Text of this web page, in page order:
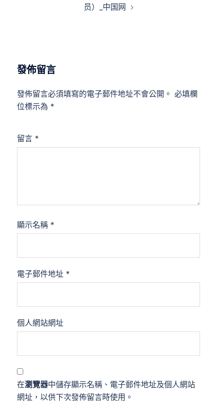
员）_中国网
發佈留言
發佈留言必須填寫的電子郵件地址不會公開。 必填欄
位標示為 *
留言 *
顯示名稱 *
電子郵件地址 *
個人網站網址
在瀏覽器中儲存顯示名稱、電子郵件地址及個人網站
網址，以供下次發佈留言時使用。